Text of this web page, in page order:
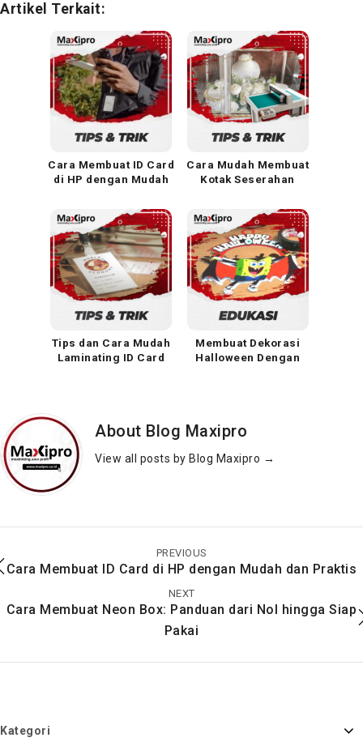
Artikel Terkait:
Cara Membuat ID Card
di HP dengan Mudah
Cara Mudah Membuat
Kotak Seserahan
Cutter
Tips dan Cara Mudah
Laminating ID Card
Membuat Dekorasi
Halloween Dengan
Layaknya Profesional
dalam Waktu Singkat
About Blog Maxipro
View all posts by Blog Maxipro →
PREVIOUS
Cara Membuat ID Card di HP dengan Mudah dan Praktis
NEXT
Cara Membuat Neon Box: Panduan dari Nol hingga Siap
Pakai
Kategori